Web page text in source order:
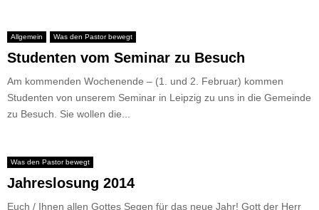
Allgemein Was den Pastor bewegt
Studenten vom Seminar zu Besuch
Am kommenden Wochenende – (1. und 2. Februar) kommen
Studenten von unserem Seminar in Leipzig zu uns in die Gemeinde
zu Besuch. Sie wollen die...
Was den Pastor bewegt
Jahreslosung 2014
Euch / Ihnen allen Gottes Segen für das neue Jahr! Gott der Herr